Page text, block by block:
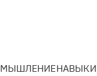
МЫШЛЕНИЕНАВЫКИ